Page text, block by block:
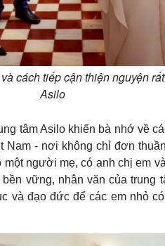
cách tiếp cận thiện nguyện
Asilo
tâm Asilo khiến bà nhớ về
- nơi không chỉ đơn
người mẹ, có anh chị em
vững, nhân văn của trung
và đạo đức để các em nhỏ